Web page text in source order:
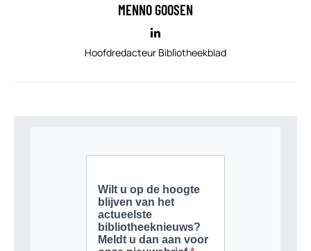
MENNO GOOSEN
Hoofdredacteur Bibliotheekblad